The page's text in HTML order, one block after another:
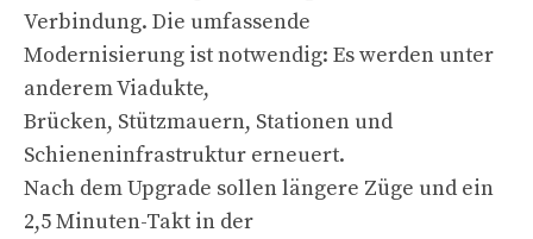
Verbindung. Die umfassende
Modernisierung ist notwendig: Es werden unter
anderem Viadukte,
Brücken, Stützmauern, Stationen und
Schieneninfrastruktur erneuert.
Nach dem Upgrade sollen längere Züge und ein
2,5 Minuten-Takt in der